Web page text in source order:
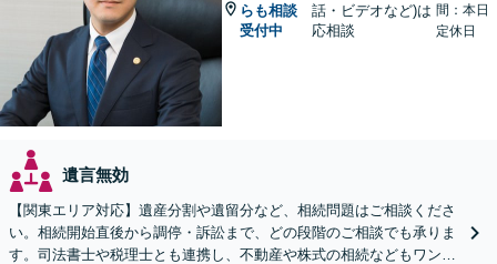
らも相談
受付中
話・ビデオなど)は
応相談
間：本日
定休日
遺言無効
【関東エリア対応】遺産分割や遺留分など、相続問題はご相談くださ
い。相続開始直後から調停・訴訟まで、どの段階のご相談でも承りま
す。司法書士や税理士とも連携し、不動産や株式の相続などもワンス